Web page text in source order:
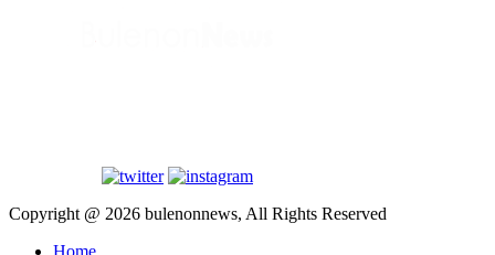
Copyright @ 2026 bulenonnews, All Rights Reserved
Home